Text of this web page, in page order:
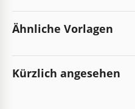
Ähnliche Vorlagen
Kürzlich angesehen